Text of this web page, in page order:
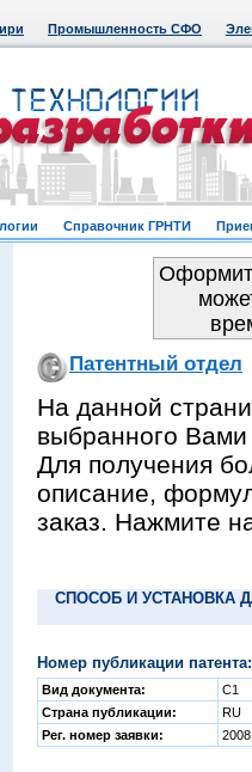
Промышленность СФО
Справочник ГРНТИ
Патентный отдел
На данной
выбранного Вами
Для получения
описание,
заказ. Нажмите
СПОСОБ И УСТАНОВКА
Номер публикации
Вид документа:
C1
Страна публикации:
RU
Рег. номер заявки: